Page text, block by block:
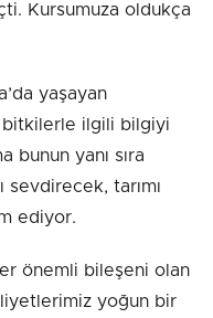
Kursumuza oldukça
yaşayan
bitkilerle ilgili bilgiyi
bunun yanı sıra
sevdirecek, tarımı
ediyor.
önemli bileşeni olan
yoğun bir